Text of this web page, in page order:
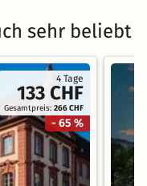
sehr beliebt
4 Tage
133 CHF
Gesamtpreis:266 CHF
- 65 %